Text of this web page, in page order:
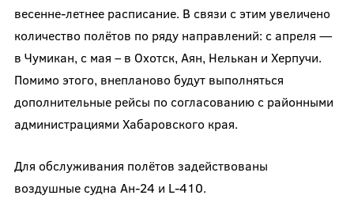
весенне-летнее расписание. В связи с этим увеличено
количество полётов по ряду направлений: с апреля —
в Чумикан, с мая – в Охотск, Аян, Нелькан и Херпучи.
Помимо этого, внепланово будут выполняться
дополнительные рейсы по согласованию с районными
администрациями Хабаровского края.
Для обслуживания полётов задействованы
воздушные судна Ан-24 и L-410.